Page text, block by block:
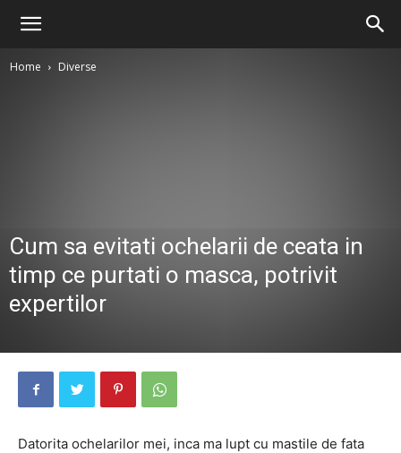
Home Diverse
Cum sa evitati ochelarii de ceata in
timp ce purtati o masca, potrivit
expertilor
Datorita ochelarilor mei, inca ma lupt cu mastile de fata